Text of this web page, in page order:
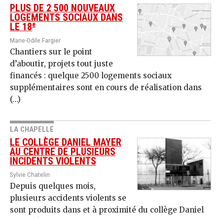
PLUS DE 2 500 NOUVEAUX
LOGEMENTS SOCIAUX DANS
LE 18e
Marie-Odile Fargier
Chantiers sur le point
d’aboutir, projets tout juste
financés : quelque 2500 logements sociaux
supplémentaires sont en cours de réalisation dans
(…)
LA CHAPELLE
LE COLLÈGE DANIEL MAYER
AU CENTRE DE PLUSIEURS
INCIDENTS VIOLENTS
Sylvie Chatelin
Depuis quelques mois,
plusieurs accidents violents se
sont produits dans et à proximité du collège Daniel